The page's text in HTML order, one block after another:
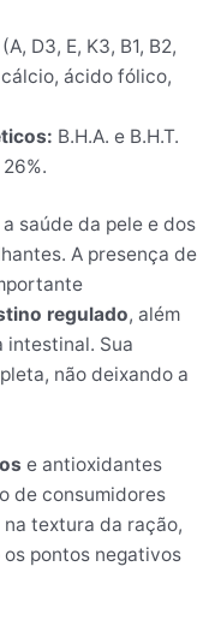
D3, E, K3, B1, B2,
ácido fólico,
B.H.A. e B.H.T.
26%.
saúde da pele e dos
A presença de
regulado, além
intestinal. Sua
não deixando a
e antioxidantes
de consumidores
textura da ração,
pontos negativos